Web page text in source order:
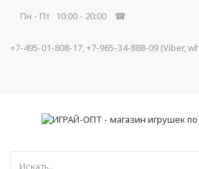
Пн - Пт 10:00 - 20:00 ☎
+7-495-01-808-17, +7-965-34-888-09 (Viber,